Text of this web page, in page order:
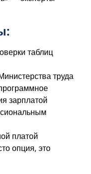
таблиц
труда
зарплатой
платой
опция, это